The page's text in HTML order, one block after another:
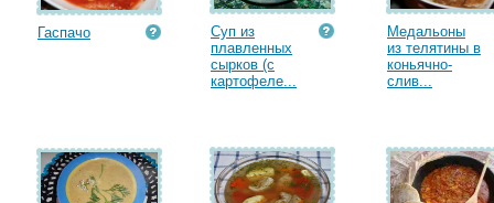
Гаспачо
Суп из
плавленных
сырков (с
картофеле...
Медальоны
из телятины в
коньячно-
слив...